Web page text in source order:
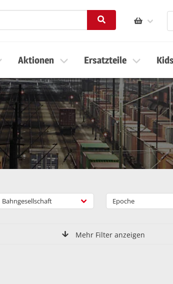
Aktionen Ersatzteile
Bahngesellschaft Epoche
Mehr Filter anzeigen